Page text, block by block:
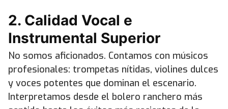
2. Calidad Vocal e
Instrumental Superior
No somos aficionados. Contamos con músicos
profesionales: trompetas nítidas, violines dulces
y voces potentes que dominan el escenario.
Interpretamos desde el bolero ranchero más